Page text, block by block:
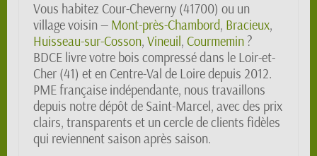
Vous habitez Cour-Cheverny (41700) ou un
village voisin — Mont-près-Chambord, Bracieux,
Huisseau-sur-Cosson, Vineuil, Courmemin?
BDCE livre votre bois compressé dans le Loir-et-
Cher (41) et en Centre-Val de Loire depuis 2012.
PME française indépendante, nous travaillons
depuis notre dépôt de Saint-Marcel, avec des prix
clairs, transparents et un cercle de clients fidèles
qui reviennent saison après saison.